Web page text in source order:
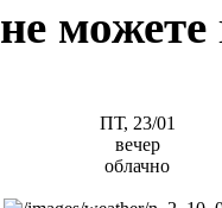
не можете
ПТ, 23/01
вечер
облачно